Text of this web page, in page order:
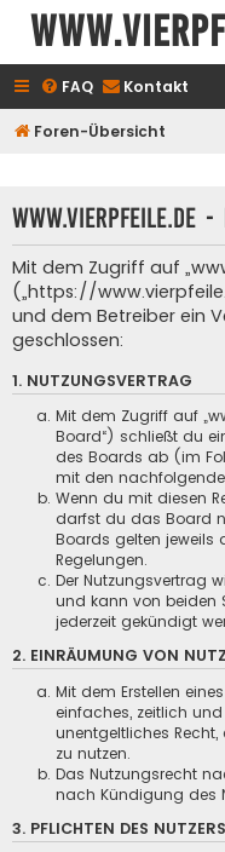
FAQ Kontakt
Foren-Übersicht
www.vierpfeile.de -
Mit dem Zugriff auf
(„https://
und dem Betreiber ein
geschlossen:
1. NUTZUNGSVERTRAG
Mit dem Zugriff auf
Board“) schließt du
des Boards ab (im
mit den
Wenn du mit diesen
darfst du das Board
Boards gelten jeweils
Regelungen.
Der Nutzungsvertrag
und kann von beiden
jederzeit gekündigt
2. EINRÄUMUNG VON
Mit dem Erstellen
einfaches, zeitlich
unentgeltliches
zu nutzen.
Das Nutzungsrecht
nach Kündigung des
3. PFLICHTEN DES NUTZERS